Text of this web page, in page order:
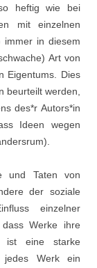
heftig wie bei
mit einzelnen
immer in diesem
Art von
Eigentums. Dies
beurteilt werden,
des*r Autors*in
Ideen wegen
und Taten von
der soziale
einzelner
Werke ihre
ist eine starke
jedes Werk ein